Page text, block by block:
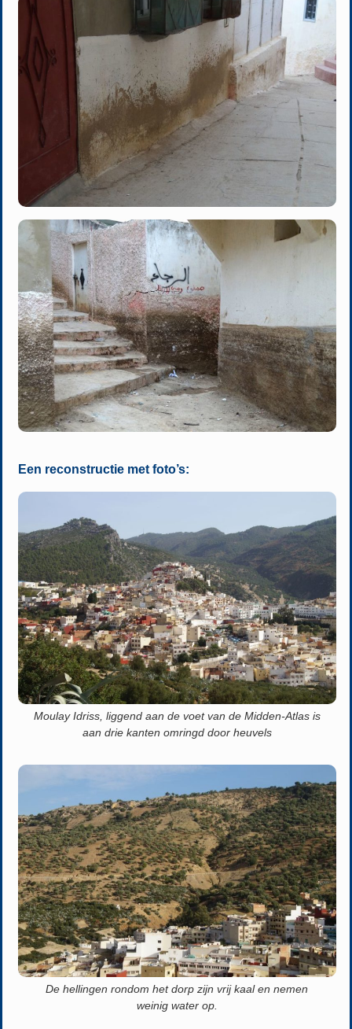
Een reconstructie met foto’s:
Moulay Idriss, liggend aan de voet van de Midden-Atlas is
aan drie kanten omringd door heuvels
De hellingen rondom het dorp zijn vrij kaal en nemen
weinig water op.